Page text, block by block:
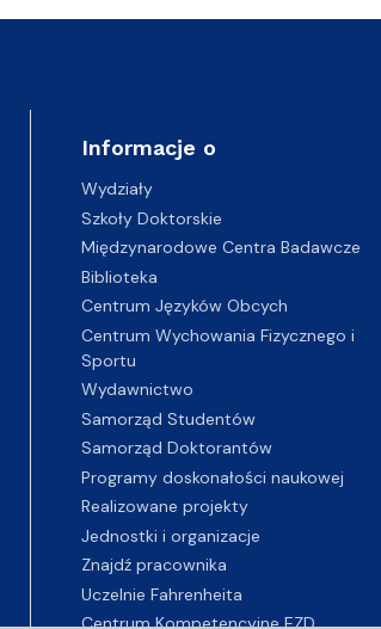
Informacje o
Wydziały
Szkoły Doktorskie
Międzynarodowe Centra Badawcze
Biblioteka
Centrum Języków Obcych
Centrum Wychowania Fizycznego i
Sportu
Wydawnictwo
Samorząd Studentów
Samorząd Doktorantów
Programy doskonałości naukowej
Realizowane projekty
Jednostki i organizacje
Znajdź pracownika
Uczelnie Fahrenheita
Centrum Kompetencyjne EZD